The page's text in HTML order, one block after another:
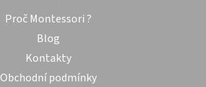
Proč Montessori ?
Blog
Kontakty
Obchodní podmínky